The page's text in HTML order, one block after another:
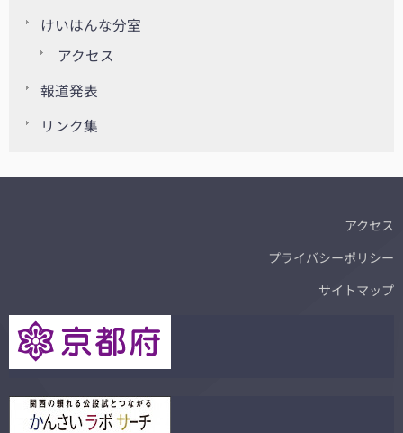
けいはんな分室
アクセス
報道発表
リンク集
アクセス
プライバシーポリシー
サイトマップ